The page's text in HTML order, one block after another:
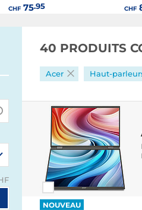
CHF75.95 CHF
40 PRODUITS
Acer Haut-
NOUVEAU